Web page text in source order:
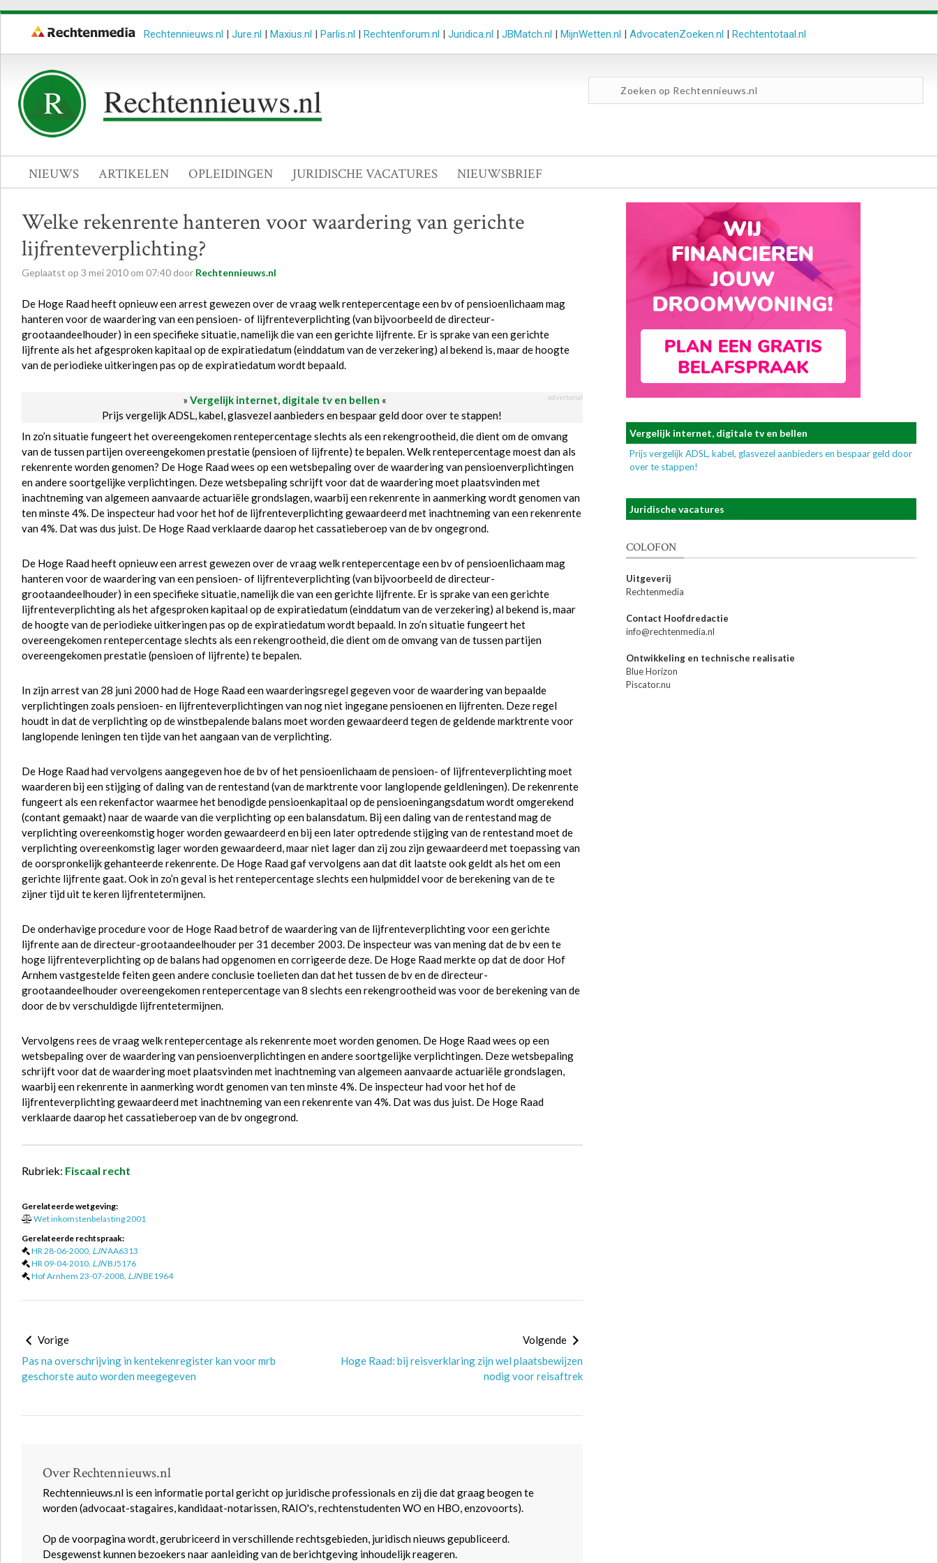
Rechtennieuws.nl | Jure.nl | Maxius.nl | Parlis.nl | Rechtenforum.nl | Juridica.nl | JBMatch.nl | MijnWetten.nl | AdvocatenZoeken.nl | Rechtentotaal.nl
NIEUWS ARTIKELEN OPLEIDINGEN JURIDISCHE VACATURES NIEUWSBRIEF
Welke rekenrente hanteren voor waardering van gerichte
lijfrenteverplichting?
Geplaatst op 3 mei 2010 om 07:40 door Rechtennieuws.nl
De Hoge Raad heeft opnieuw een arrest gewezen over de vraag welk rentepercentage een bv of pensioenlichaam mag
hanteren voor de waardering van een pensioen- of lijfrenteverplichting (van bijvoorbeeld de directeur-
grootaandeelhouder) in een specifieke situatie, namelijk die van een gerichte lijfrente. Er is sprake van een gerichte
lijfrente als het afgesproken kapitaal op de expiratiedatum (einddatum van de verzekering) al bekend is, maar de hoogte
van de periodieke uitkeringen pas op de expiratiedatum wordt bepaald.
» Vergelijk internet, digitale tv en bellen « advertorial
Prijs vergelijk ADSL, kabel, glasvezel aanbieders en bespaar geld door over te stappen!
In zo’n situatie fungeert het overeengekomen rentepercentage slechts als een rekengrootheid, die dient om de omvang
van de tussen partijen overeengekomen prestatie (pensioen of lijfrente) te bepalen. Welk rentepercentage moest dan als
rekenrente worden genomen? De Hoge Raad wees op een wetsbepaling over de waardering van pensioenverplichtingen
en andere soortgelijke verplichtingen. Deze wetsbepaling schrijft voor dat de waardering moet plaatsvinden met
inachtneming van algemeen aanvaarde actuariële grondslagen, waarbij een rekenrente in aanmerking wordt genomen van
ten minste 4%. De inspecteur had voor het hof de lijfrenteverplichting gewaardeerd met inachtneming van een rekenrente
van 4%. Dat was dus juist. De Hoge Raad verklaarde daarop het cassatieberoep van de bv ongegrond.
De Hoge Raad heeft opnieuw een arrest gewezen over de vraag welk rentepercentage een bv of pensioenlichaam mag
hanteren voor de waardering van een pensioen- of lijfrenteverplichting (van bijvoorbeeld de directeur-
grootaandeelhouder) in een specifieke situatie, namelijk die van een gerichte lijfrente. Er is sprake van een gerichte
lijfrenteverplichting als het afgesproken kapitaal op de expiratiedatum (einddatum van de verzekering) al bekend is, maar
de hoogte van de periodieke uitkeringen pas op de expiratiedatum wordt bepaald. In zo’n situatie fungeert het
overeengekomen rentepercentage slechts als een rekengrootheid, die dient om de omvang van de tussen partijen
overeengekomen prestatie (pensioen of lijfrente) te bepalen.
In zijn arrest van 28 juni 2000 had de Hoge Raad een waarderingsregel gegeven voor de waardering van bepaalde
verplichtingen zoals pensioen- en lijfrenteverplichtingen van nog niet ingegane pensioenen en lijfrenten. Deze regel
houdt in dat de verplichting op de winstbepalende balans moet worden gewaardeerd tegen de geldende marktrente voor
langlopende leningen ten tijde van het aangaan van de verplichting.
De Hoge Raad had vervolgens aangegeven hoe de bv of het pensioenlichaam de pensioen- of lijfrenteverplichting moet
waarderen bij een stijging of daling van de rentestand (van de marktrente voor langlopende geldleningen). De rekenrente
fungeert als een rekenfactor waarmee het benodigde pensioenkapitaal op de pensioeningangsdatum wordt omgerekend
(contant gemaakt) naar de waarde van die verplichting op een balansdatum. Bij een daling van de rentestand mag de
verplichting overeenkomstig hoger worden gewaardeerd en bij een later optredende stijging van de rentestand moet de
verplichting overeenkomstig lager worden gewaardeerd, maar niet lager dan zij zou zijn gewaardeerd met toepassing van
de oorspronkelijk gehanteerde rekenrente. De Hoge Raad gaf vervolgens aan dat dit laatste ook geldt als het om een
gerichte lijfrente gaat. Ook in zo’n geval is het rentepercentage slechts een hulpmiddel voor de berekening van de te
zijner tijd uit te keren lijfrentetermijnen.
De onderhavige procedure voor de Hoge Raad betrof de waardering van de lijfrenteverplichting voor een gerichte
lijfrente aan de directeur-grootaandeelhouder per 31 december 2003. De inspecteur was van mening dat de bv een te
hoge lijfrenteverplichting op de balans had opgenomen en corrigeerde deze. De Hoge Raad merkte op dat de door Hof
Arnhem vastgestelde feiten geen andere conclusie toelieten dan dat het tussen de bv en de directeur-
grootaandeelhouder overeengekomen rentepercentage van 8 slechts een rekengrootheid was voor de berekening van de
door de bv verschuldigde lijfrentetermijnen.
Vervolgens rees de vraag welk rentepercentage als rekenrente moet worden genomen. De Hoge Raad wees op een
wetsbepaling over de waardering van pensioenverplichtingen en andere soortgelijke verplichtingen. Deze wetsbepaling
schrijft voor dat de waardering moet plaatsvinden met inachtneming van algemeen aanvaarde actuariële grondslagen,
waarbij een rekenrente in aanmerking wordt genomen van ten minste 4%. De inspecteur had voor het hof de
lijfrenteverplichting gewaardeerd met inachtneming van een rekenrente van 4%. Dat was dus juist. De Hoge Raad
verklaarde daarop het cassatieberoep van de bv ongegrond.
Rubriek: Fiscaal recht
Gerelateerde wetgeving:
Wet inkomstenbelasting 2001
Gerelateerde rechtspraak:
HR 28-06-2000, LJNAA6313
HR 09-04-2010, LJNBJ5176
Hof Arnhem 23-07-2008, LJNBE1964
Vorige
Pas na overschrijving in kentekenregister kan voor mrb
geschorste auto worden meegegeven
Volgende
Hoge Raad: bij reisverklaring zijn wel plaatsbewijzen
nodig voor reisaftrek
Over Rechtennieuws.nl
Rechtennieuws.nl is een informatie portal gericht op juridische professionals en zij die dat graag beogen te
worden (advocaat-stagaires, kandidaat-notarissen, RAIO's, rechtenstudenten WO en HBO, enzovoorts).
Op de voorpagina wordt, gerubriceerd in verschillende rechtsgebieden, juridisch nieuws gepubliceerd.
Desgewenst kunnen bezoekers naar aanleiding van de berichtgeving inhoudelijk reageren.
Vergelijk internet, digitale tv en bellen
Prijs vergelijk ADSL, kabel, glasvezel aanbieders en bespaar geld door
over te stappen!
Juridische vacatures
COLOFON
Uitgeverij
Rechtenmedia
Contact Hoofdredactie
info@rechtenmedia.nl
Ontwikkeling en technische realisatie
Blue Horizon
Piscator.nu